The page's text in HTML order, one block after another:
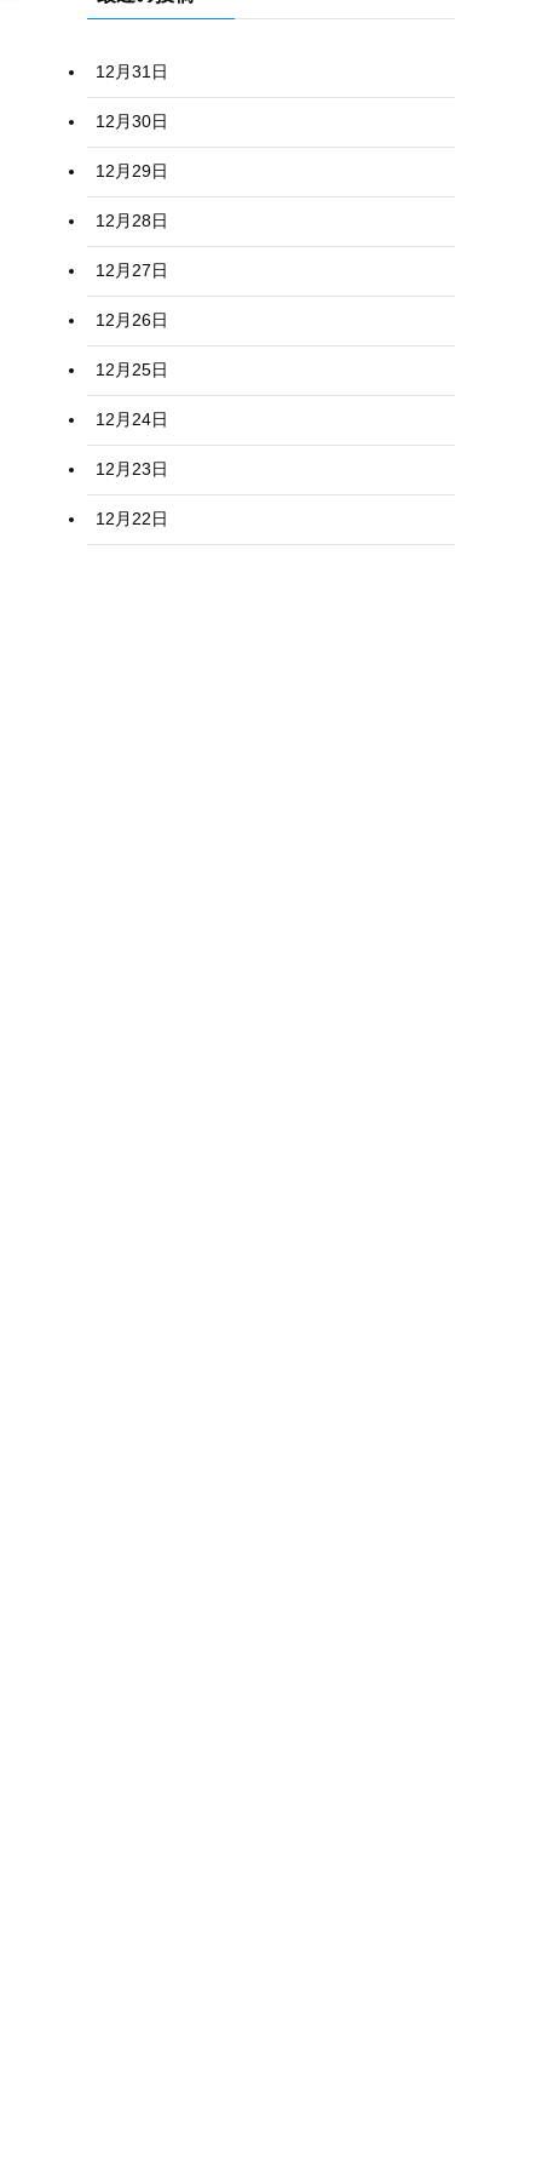
12月31日
12月30日
12月29日
12月28日
12月27日
12月26日
12月25日
12月24日
12月23日
12月22日